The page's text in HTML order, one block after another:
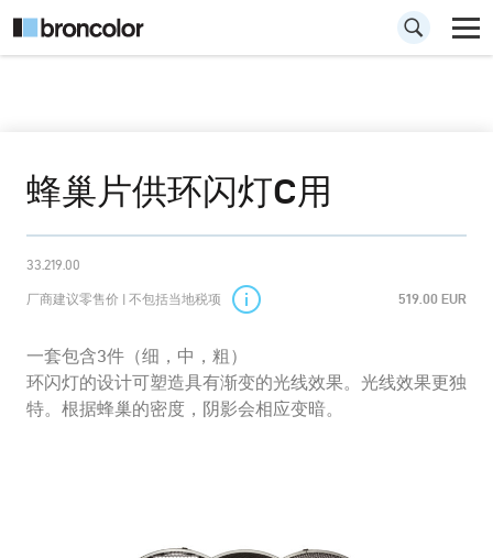
蜂巢片供环闪灯C用
33.219.00
厂商建议零售价 | 不包括当地税项 519.00 EUR
一套包含3件（细，中，粗）
环闪灯的设计可塑造具有渐变的光线效果。光线效果更独
特。根据蜂巢的密度，阴影会相应变暗。